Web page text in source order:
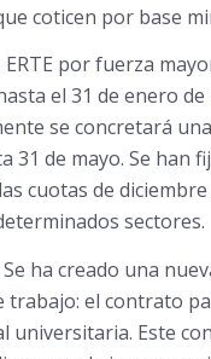
coticen por base
ERTE por fuerza
el 31 de enero de
se concretará
31 de mayo. Se han
cuotas de
sectores.
Se ha creado una
trabajo: el contrato
universitaria. Este